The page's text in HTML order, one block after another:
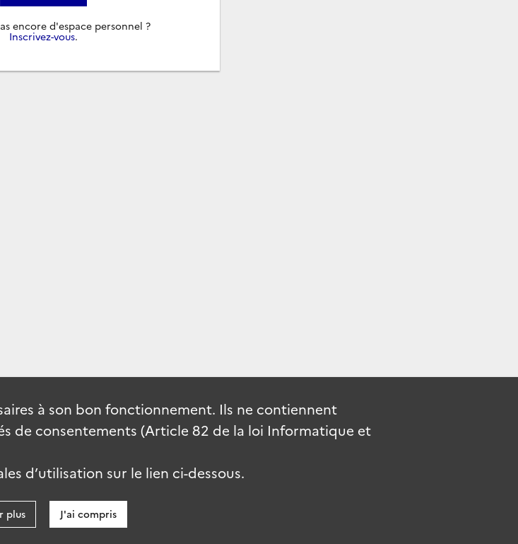
encore d'espace personnel ?
Inscrivez-vous.
à son bon fonctionnement. Ils ne contiennent
de consentements (Article 82 de la loi Informatique et
d’utilisation sur le lien ci-dessous.
plus J'ai compris